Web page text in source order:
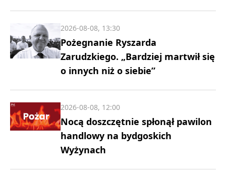
Pożegnanie Ryszarda
Zarudzkiego. „Bardziej martwił się
o innych niż o siebie”
2026-08-08, 13:30
Nocą doszczętnie spłonął pawilon
handlowy na bydgoskich
Wyżynach
2026-08-08, 12:00